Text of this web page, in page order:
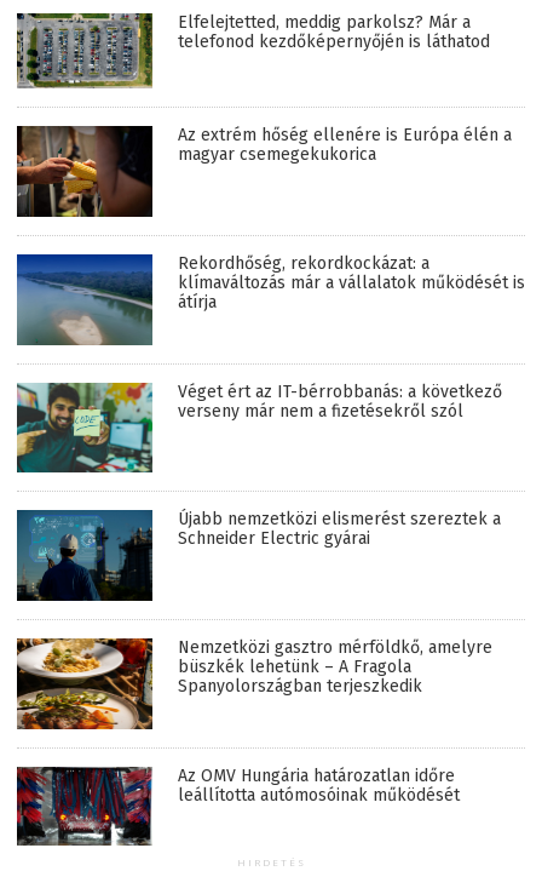
Elfelejtetted, meddig parkolsz? Már a
telefonod kezdőképernyőjén is láthatod
Az extrém hőség ellenére is Európa élén a
magyar csemegekukorica
Rekordhőség, rekordkockázat: a
klímaváltozás már a vállalatok működését is
átírja
Véget ért az IT-bérrobbanás: a következő
verseny már nem a fizetésekről szól
Újabb nemzetközi elismerést szereztek a
Schneider Electric gyárai
Nemzetközi gasztro mérföldkő, amelyre
büszkék lehetünk – A Fragola
Spanyolországban terjeszkedik
Az OMV Hungária határozatlan időre
leállította autómosóinak működését
HIRDETÉS